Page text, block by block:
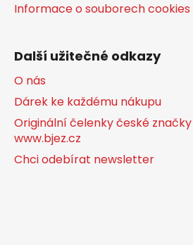
Informace o souborech cookies
Další užitečné odkazy
O nás
Dárek ke každému nákupu
Originální čelenky české
www.bjez.cz
Chci odebírat newsletter